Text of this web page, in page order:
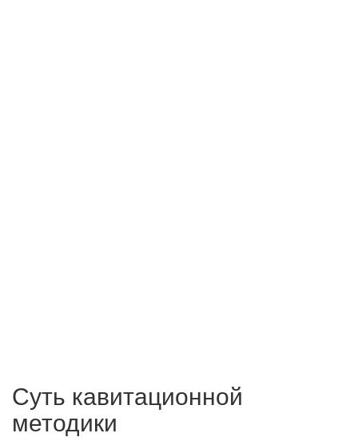
Суть кавитационной
методики